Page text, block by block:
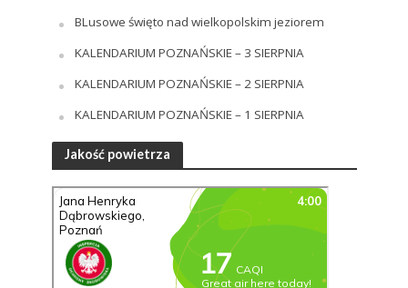
BLusowe święto nad wielkopolskim jeziorem
KALENDARIUM POZNAŃSKIE – 3 SIERPNIA
KALENDARIUM POZNAŃSKIE – 2 SIERPNIA
KALENDARIUM POZNAŃSKIE – 1 SIERPNIA
Jakość powietrza